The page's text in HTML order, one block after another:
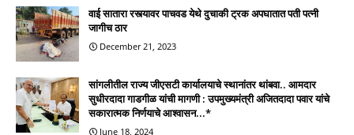
वाई सातारा रस्त्यावर पाचवड येथे दुचाकी ट्रक अपघातात पती पत्नी
जागीच ठार
December 21, 2023
सांगलीतील राज्य जीएसटी कार्यालयाचे स्थानांतर थांबवा.. आमदार
सुधीरदादा गाडगीळ यांची मागणी : उपमुख्यमंत्री अजितदादा पवार यांचे
सकारात्मक निर्णयाचे आश्वासन...*
June 18, 2024